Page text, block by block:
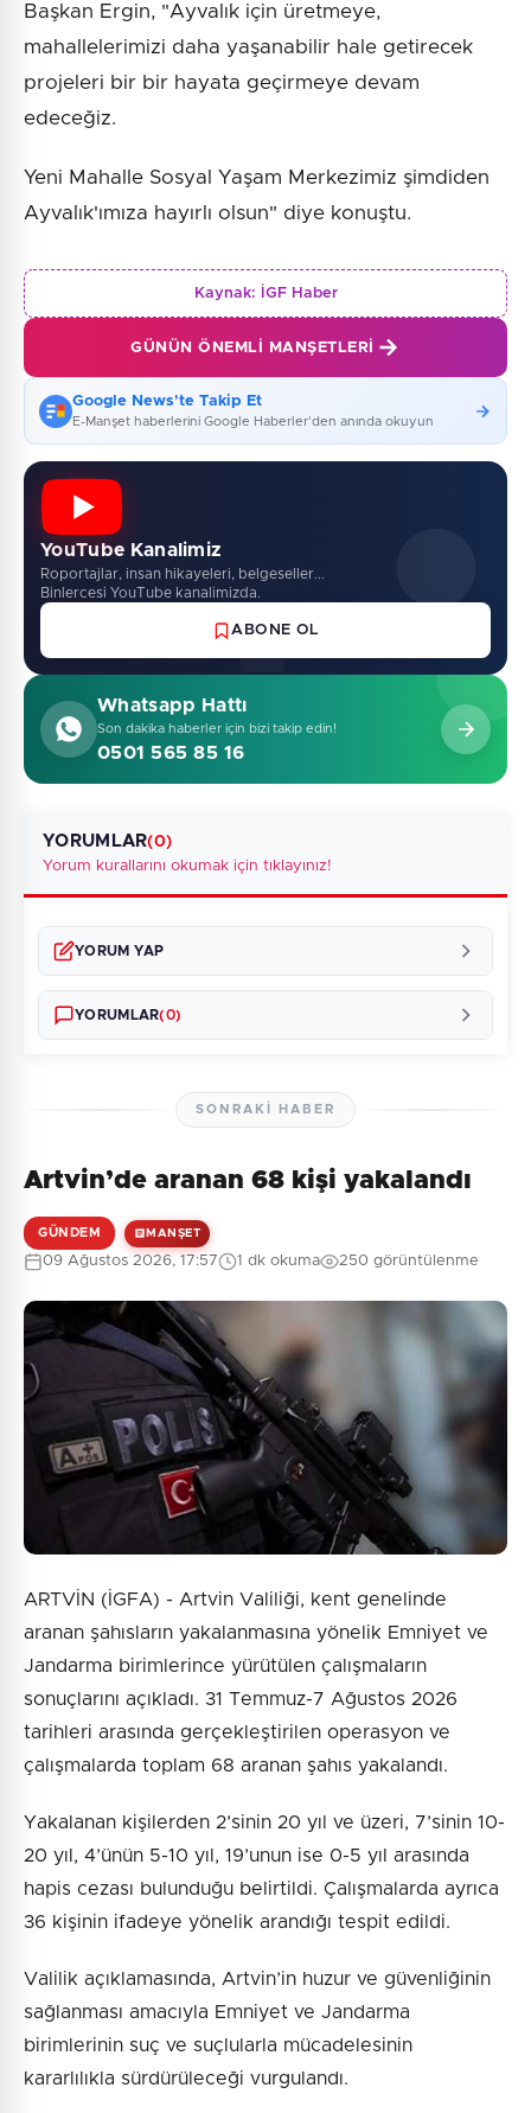
Başkan Ergin, "Ayvalık için üretmeye,
mahallelerimizi daha yaşanabilir hale getirecek
projeleri bir bir hayata geçirmeye devam
edeceğiz.
Yeni Mahalle Sosyal Yaşam Merkezimiz şimdiden
Ayvalık'ımıza hayırlı olsun" diye konuştu.
Kaynak: İGF Haber
GÜNÜN ÖNEMLI MANŞETLERI
Google News'te Takip Et
E-Manşet haberlerini Google Haberler'den anında okuyun
YouTube Kanalimiz
Roportajlar, insan hikayeleri, belgeseller...
Binlercesi YouTube kanalimizda.
ABONE OL
Whatsapp Hattı
Son dakika haberler için bizi takip edin!
0501 565 85 16
YORUMLAR(0)
Yorum kurallarını okumak için tıklayınız!
YORUM YAP
0/2000
Güvenlik Sorusu:
10 + 6 = ?
Gönder
YORUMLAR(0)
Henüz yorum yapılmamış. İlk yorumu siz yapın!
SONRAKI HABER
Artvin’de aranan 68 kişi yakalandı
GÜNDEM MANŞET
09 Ağustos 2026, 17:57 1 dk okuma 250 görüntülenme
ARTVİN (İGFA) - Artvin Valiliği, kent genelinde
aranan şahısların yakalanmasına yönelik Emniyet ve
Jandarma birimlerince yürütülen çalışmaların
sonuçlarını açıkladı. 31 Temmuz-7 Ağustos 2026
tarihleri arasında gerçekleştirilen operasyon ve
çalışmalarda toplam 68 aranan şahıs yakalandı.
Yakalanan kişilerden 2’sinin 20 yıl ve üzeri, 7’sinin 10-
20 yıl, 4’ünün 5-10 yıl, 19’unun ise 0-5 yıl arasında
hapis cezası bulunduğu belirtildi. Çalışmalarda ayrıca
36 kişinin ifadeye yönelik arandığı tespit edildi.
Valilik açıklamasında, Artvin’in huzur ve güvenliğinin
sağlanması amacıyla Emniyet ve Jandarma
birimlerinin suç ve suçlularla mücadelesinin
kararlılıkla sürdürüleceği vurgulandı.